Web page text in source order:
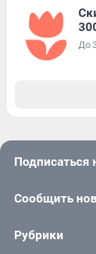
До
Подписаться
Сообщить
Рубрики